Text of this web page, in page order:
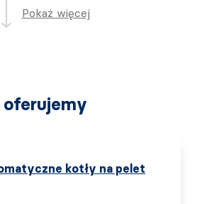
Pokaż więcej
kotły na pelet